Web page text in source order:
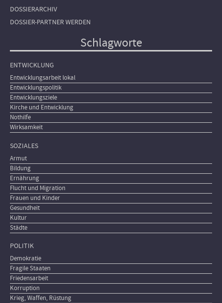
DOSSIERARCHIV
DOSSIER-PARTNER WERDEN
Schlagworte
ENTWICKLUNG
Entwicklungsarbeit lokal
Entwicklungspolitik
Entwicklungsziele
Kirche und Entwicklung
Nothilfe
Wirksamkeit
SOZIALES
Armut
Bildung
Ernährung
Flucht und Migration
Frauen und Kinder
Gesundheit
Kultur
Städte
POLITIK
Demokratie
Fragile Staaten
Friedensarbeit
Korruption
Krieg, Waffen, Rüstung